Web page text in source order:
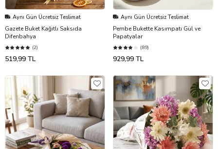
Aynı Gün Ücretsiz Teslimat
Gazete Buket Kağıtlı Saksıda
Difenbahya
(2)
519,99 TL
Aynı Gün Ücretsiz Teslimat
Pembe Bukette Kasımpatı Gül ve
Papatyalar
(89)
929,99 TL